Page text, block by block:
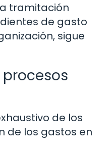
tramitación
de gasto
sigue
de los
de los gastos en